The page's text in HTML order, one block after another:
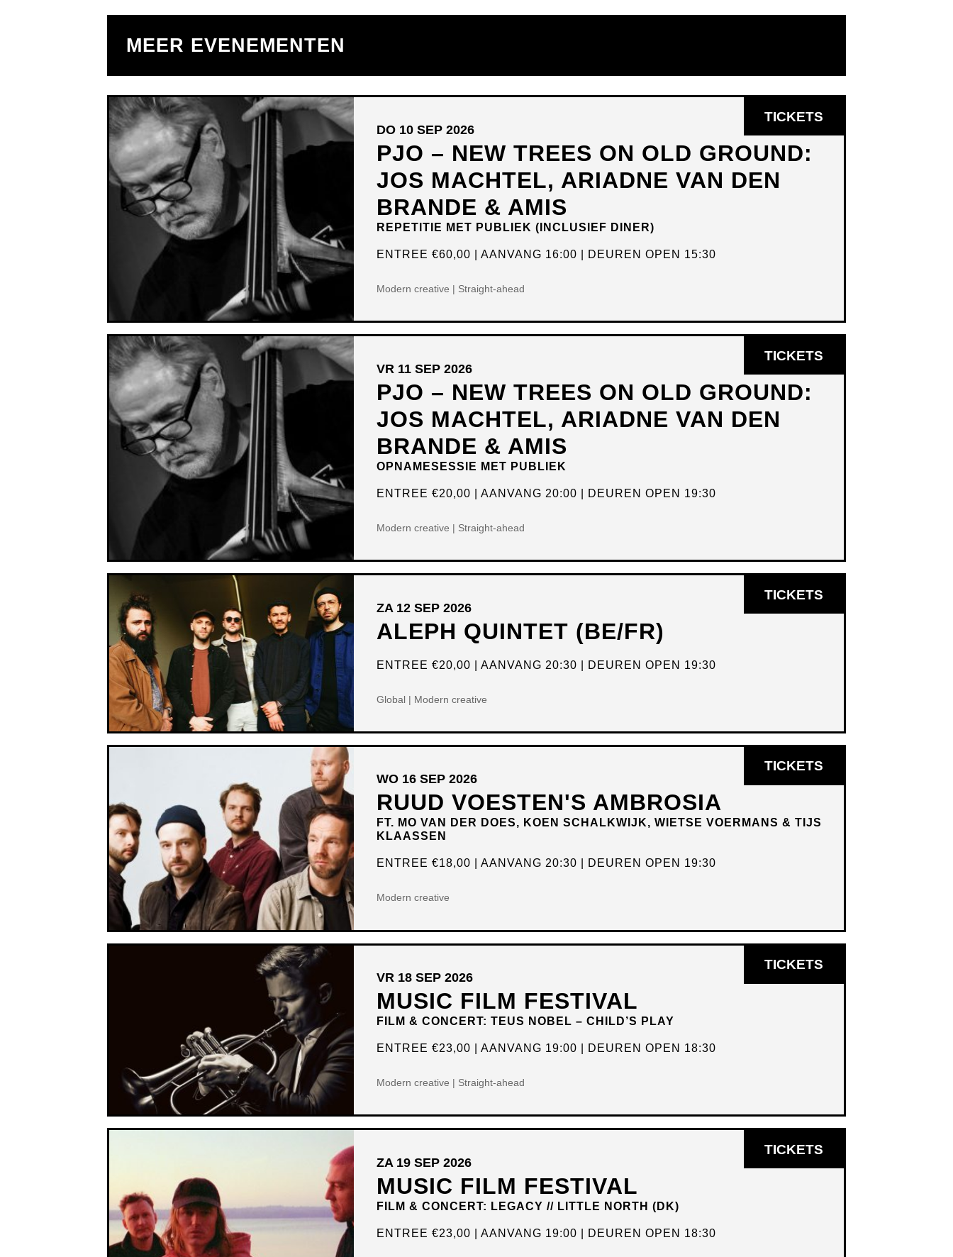
MEER EVENEMENTEN
PJO – NEW TREES ON OLD GROUND:
JOS MACHTEL, ARIADNE VAN DEN
BRANDE & AMIS
REPETITIE MET PUBLIEK (INCLUSIEF DINER)
DO 10 SEP 2026
ENTREE€60,00 AANVANG 16:00 DEUREN OPEN 15:30
Modern creative | Straight-ahead
TICKETS
IN
PJO – NEW TREES ON OLD GROUND:
JOS MACHTEL, ARIADNE VAN DEN
BRANDE & AMIS
OPNAMESESSIE MET PUBLIEK
VR 11 SEP 2026
ENTREE€20,00 AANVANG 20:00 DEUREN OPEN 19:30
Modern creative | Straight-ahead
TICKETS
IN
ALEPH QUINTET (BE/FR)
ZA 12 SEP 2026
ENTREE€20,00 AANVANG 20:30 DEUREN OPEN 19:30
Global | Modern creative
TICKETS
IN
RUUD VOESTEN'S AMBROSIA
FT. MO VAN DER DOES, KOEN SCHALKWIJK, WIETSE VOERMANS & TIJS
KLAASSEN
WO 16 SEP 2026
ENTREE€18,00 AANVANG 20:30 DEUREN OPEN 19:30
Modern creative
TICKETS
IN
MUSIC FILM FESTIVAL
FILM & CONCERT: TEUS NOBEL – CHILD’S PLAY
VR 18 SEP 2026
ENTREE€23,00 AANVANG 19:00 DEUREN OPEN 18:30
Modern creative | Straight-ahead
TICKETS
IN
MUSIC FILM FESTIVAL
FILM & CONCERT: LEGACY // LITTLE NORTH (DK)
ZA 19 SEP 2026
ENTREE€23,00 AANVANG 19:00 DEUREN OPEN 18:30
TICKETS
IN